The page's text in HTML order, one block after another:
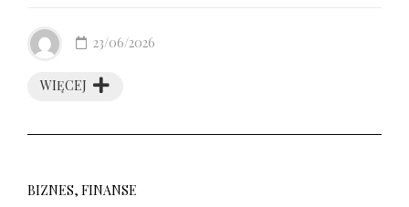
WIĘCEJ
23/06/2026
BIZNES, FINANSE